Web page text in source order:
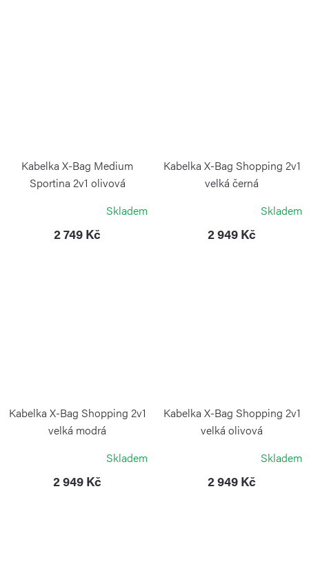
Kabelka X-Bag Medium
Sportina 2v1 olivová
Skladem
2 749 Kč
Kabelka X-Bag Shopping 2v1
velká černá
Skladem
2 949 Kč
Kabelka X-Bag Shopping 2v1
velká modrá
Skladem
2 949 Kč
Kabelka X-Bag Shopping 2v1
velká olivová
Skladem
2 949 Kč